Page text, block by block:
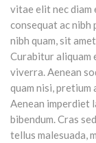
vitae elit nec diam
consequat ac
nibh quam, sit
Curabitur aliquam
viverra. Aenean
quam nisi, pretium
Aenean imperdiet
bibendum. Cras
tellus malesuada,